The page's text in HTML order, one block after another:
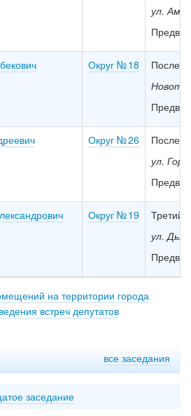
ул.
Округ № 18
Округ № 26
ул.
Округ № 19
Третий
ул.
на территории города
встреч депутатов
все заседания
заседание